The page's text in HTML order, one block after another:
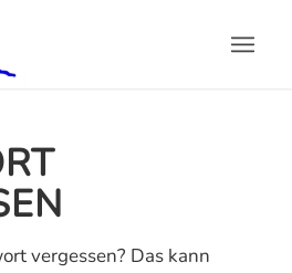
vergessen? Das kann